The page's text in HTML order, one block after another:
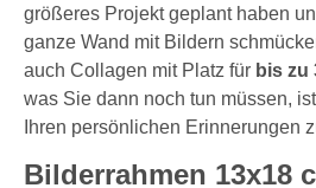
größeres Projekt geplant haben
ganze Wand mit Bildern
auch Collagen mit Platz für bis zu
was Sie dann noch tun müssen,
Ihren persönlichen Erinnerungen
Bilderrahmen 13x18